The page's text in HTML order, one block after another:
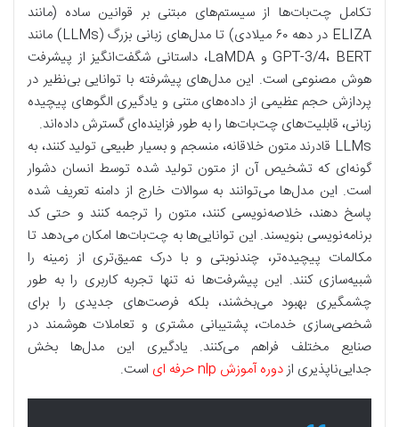
تکامل چت‌بات‌ها از سیستم‌های مبتنی بر قوانین ساده (مانند
ELIZA در دهه ۶۰ میلادی) تا مدل‌های زبانی بزرگ (LLMs) مانند
GPT-3/4، BERT و LaMDA، داستانی شگفت‌انگیز از پیشرفت
هوش مصنوعی است. این مدل‌های پیشرفته با توانایی بی‌نظیر در
پردازش حجم عظیمی از داده‌های متنی و یادگیری الگوهای پیچیده
زبانی، قابلیت‌های چت‌بات‌ها را به طور فزاینده‌ای گسترش داده‌اند.
LLMs قادرند متون خلاقانه، منسجم و بسیار طبیعی تولید کنند، به
گونه‌ای که تشخیص آن از متون تولید شده توسط انسان دشوار
است. این مدل‌ها می‌توانند به سوالات خارج از دامنه تعریف شده
پاسخ دهند، خلاصه‌نویسی کنند، متون را ترجمه کنند و حتی کد
برنامه‌نویسی بنویسند. این توانایی‌ها به چت‌بات‌ها امکان می‌دهد تا
مکالمات پیچیده‌تر، چندنوبتی و با درک عمیق‌تری از زمینه را
شبیه‌سازی کنند. این پیشرفت‌ها نه تنها تجربه کاربری را به طور
چشمگیری بهبود می‌بخشند، بلکه فرصت‌های جدیدی را برای
شخصی‌سازی خدمات، پشتیبانی مشتری و تعاملات هوشمند در
صنایع مختلف فراهم می‌کنند. یادگیری این مدل‌ها بخش
جدایی‌ناپذیری ازدوره آموزش nlp حرفه ای است.